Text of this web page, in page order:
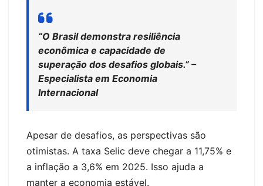
“O Brasil demonstra resiliência
econômica e capacidade de
superação dos desafios globais.” –
Especialista em Economia
Internacional
Apesar de desafios, as perspectivas são
otimistas. A taxa Selic deve chegar a 11,75% e
a inflação a 3,6% em 2025. Isso ajuda a
manter a economia estável.